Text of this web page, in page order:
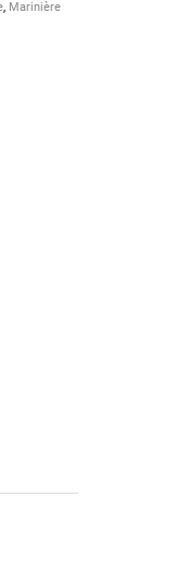
, Marinière